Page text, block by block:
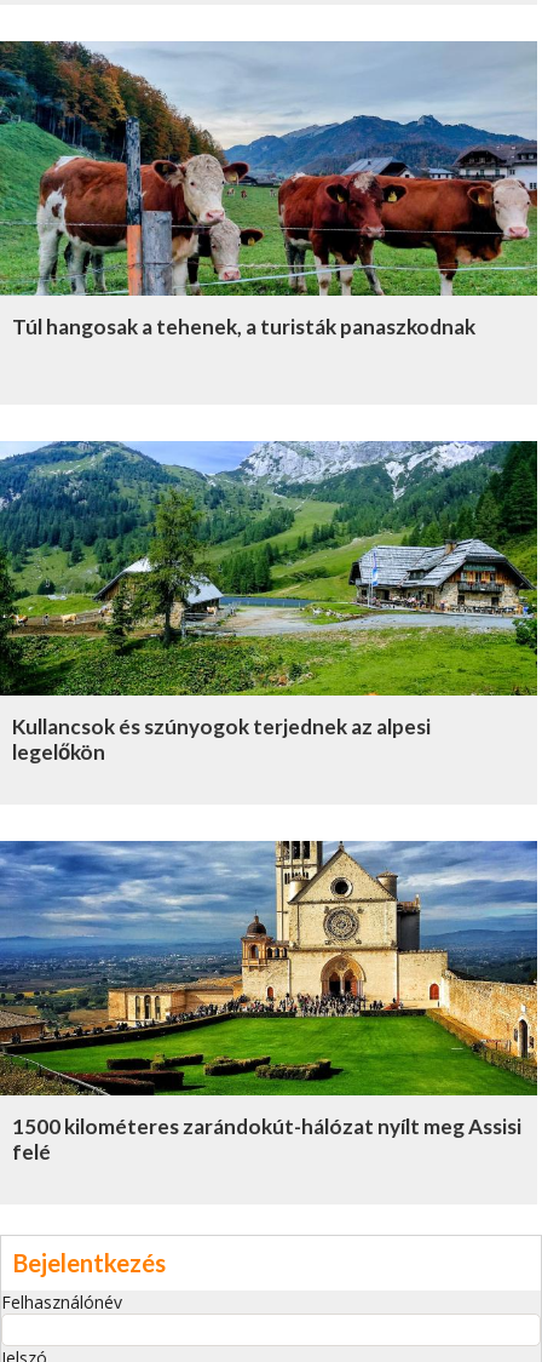
Túl hangosak a tehenek, a turisták panaszkodnak
Kullancsok és szúnyogok terjednek az alpesi
legelőkön
1500 kilométeres zarándokút-hálózat nyílt meg Assisi
felé
Bejelentkezés
Felhasználónév